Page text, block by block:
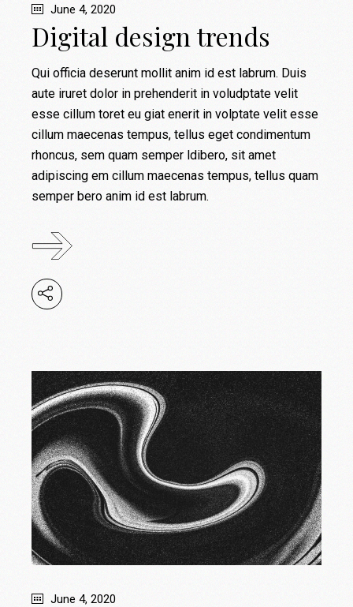
June 4, 2020
Digital design trends
Qui officia deserunt mollit anim id est labrum. Duis
aute iruret dolor in prehenderit in voludptate velit
esse cillum toret eu giat enerit in volptate velit esse
cillum maecenas tempus, tellus eget condimentum
rhoncus, sem quam semper ldibero, sit amet
adipiscing em cillum maecenas tempus, tellus quam
semper bero anim id est labrum.
June 4, 2020